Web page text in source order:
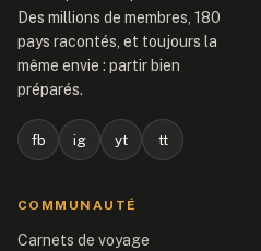
Des millions de membres, 180
pays racontés, et toujours la
même envie : partir bien
préparés.
fb ig yt tt
COMMUNAUTÉ
Carnets de voyage